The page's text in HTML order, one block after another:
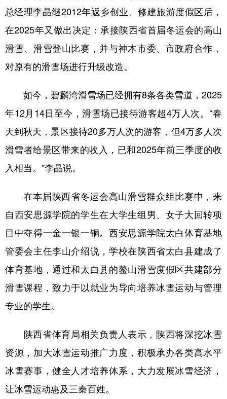
总经理李晶继2012年返乡创业、修建旅游度假区后，
在2025年又做出决定：承接陕西省首届冬运会的高山
滑雪、滑雪登山比赛，并与神木市委、市政府合作，
对原有的滑雪场进行升级改造。
如今，碧麟湾滑雪场已经拥有8条各类雪道，2025
年12月14日至今，滑雪场已接待游客超4万人次。“春
天到秋天，景区接待20多万人次的游客，但4万多人次
滑雪者给景区带来的收入，已和2025年前三季度的收
入相当。”李晶说。
在本届陕西省冬运会高山滑雪群众组比赛中，来
自西安思源学院的学生在大学生组男、女子大回转项
目中夺得一金一银一铜。西安思源学院太白体育基地
管委会主任李山介绍说，学校在陕西省太白县建成了
体育基地，通过和太白县的鳌山滑雪度假区共建部分
滑雪课程，致力于以就业为导向培养冰雪运动与管理
专业的学生。
陕西省体育局相关负责人表示，陕西将深挖冰雪
资源，加大冰雪运动推广力度，积极承办各类高水平
冰雪赛事，健全人才培养体系，大力发展冰雪经济，
让冰雪运动惠及三秦百姓。